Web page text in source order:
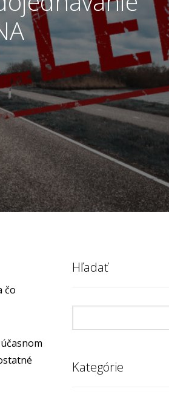
čo
Hľadať
Kategórie